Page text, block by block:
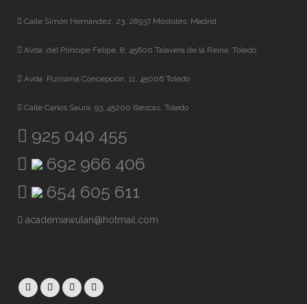
Calle Simón Hernández, 23, 28937 Móstoles, Madrid
Avda. del Príncipe Felipe, 8, 45600 Talavera de la Reina, Toledo
Avda. Purísima Concepción, 11, 45006 Toledo
Calle Carlos Saura, 93, 45200 Illescas, Toledo
925 040 455
692 966 406
654 605 611
academiawulan@hotmail.com